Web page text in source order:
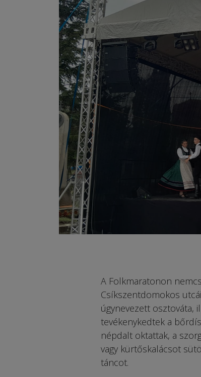
A Folkmaratonon
Csíkszentdomokos
úgynevezett osztováta,
tevékenykedtek a
népdalt oktattak, a
vagy kürtőskalácsot
táncot.